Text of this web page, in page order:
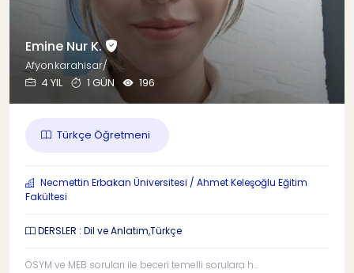
Emine Nur K.
Afyonkarahisar/
4 YIL
1 GÜN 196
Türkçe Öğretmeni
Necmettin Erbakan Üniversitesi / Ahmet Keleşoğlu Eğitim
Fakültesi
DERSLER : Dil ve Anlatım,Türkçe
ÖSYM ve MEB soruları ile beceri temelli sorulara h...